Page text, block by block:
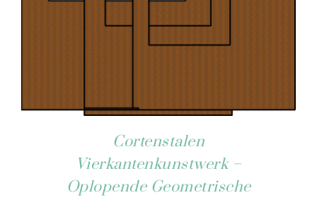
Cortenstalen
Vierkantenkunstwerk –
Oplopende Geometrische